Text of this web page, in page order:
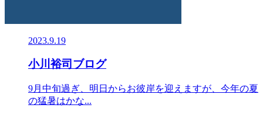
2023.9.19
小川裕司ブログ
9月中旬過ぎ、明日からお彼岸を迎えますが、今年の夏
の猛暑はかな...